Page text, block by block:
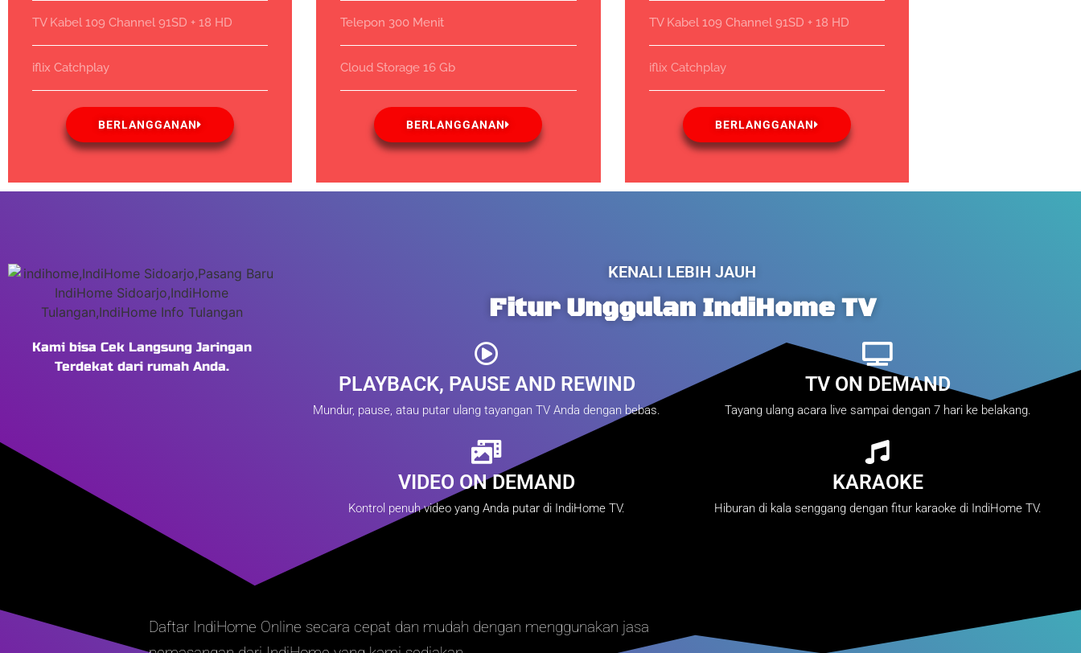
TV Kabel 109 Channel 91SD + 18 HD
iflix Catchplay
BERLANGGANAN
Telepon 300 Menit
Cloud Storage 16 Gb
BERLANGGANAN
TV Kabel 109 Channel 91SD + 18 HD
iflix Catchplay
BERLANGGANAN
Kami bisa Cek Langsung Jaringan
Terdekat dari rumah Anda.
KENALI LEBIH JAUH
Fitur Unggulan IndiHome TV
PLAYBACK, PAUSE AND REWIND
Mundur, pause, atau putar ulang tayangan TV Anda dengan bebas.
TV ON DEMAND
Tayang ulang acara live sampai dengan 7 hari ke belakang.
VIDEO ON DEMAND
Kontrol penuh video yang Anda putar di IndiHome TV.
KARAOKE
Hiburan di kala senggang dengan fitur karaoke di IndiHome TV.
Daftar IndiHome Online secara cepat dan mudah dengan menggunakan jasa